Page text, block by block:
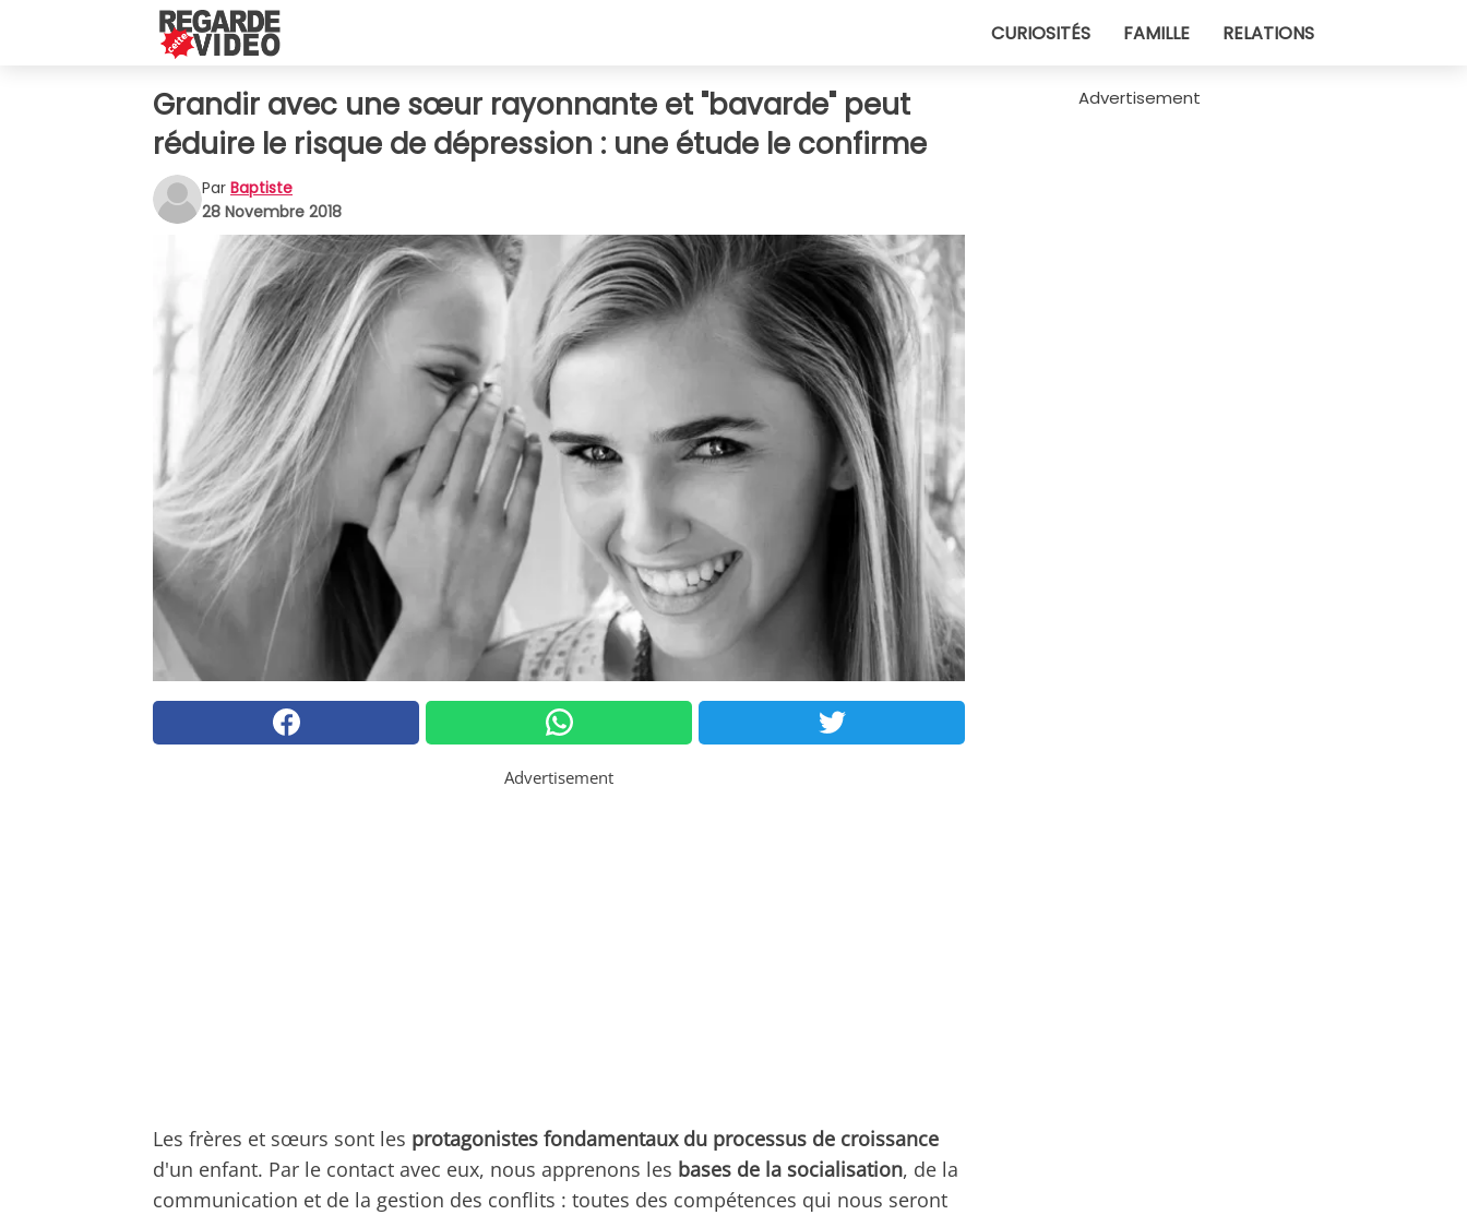
CURIOSITÉS FAMILLE RELATIONS
Grandir avec une sœur rayonnante et "bavarde" peut
réduire le risque de dépression : une étude le confirme
Par Baptiste
28 Novembre 2018
Advertisement
Les frères et sœurs sont les protagonistes fondamentaux du processus de croissance
d'un enfant. Par le contact avec eux, nous apprenons les bases de la socialisation, de la
communication et de la gestion des conflits : toutes des compétences qui nous seront
Advertisement